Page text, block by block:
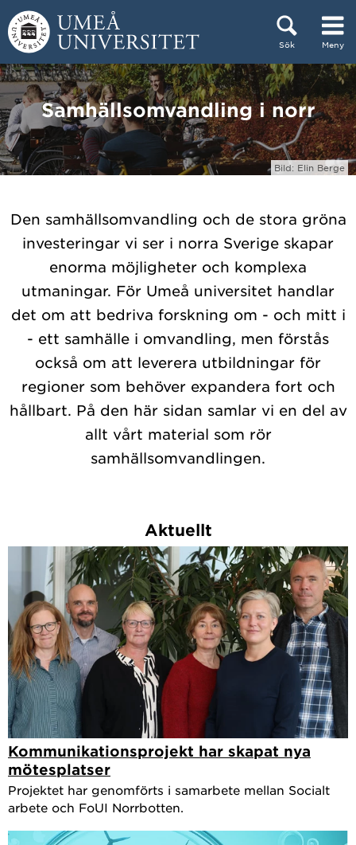
Hoppa direkt till innehållet
Sök Meny
Huvudmenyn dold.
Samhällsomvandling i norr
Bild: Elin Berge
Den samhällsomvandling och de stora gröna
investeringar vi ser i norra Sverige skapar
enorma möjligheter och komplexa
utmaningar. För Umeå universitet handlar
det om att bedriva forskning om - och mitt i
- ett samhälle i omvandling, men förstås
också om att leverera utbildningar för
regioner som behöver expandera fort och
hållbart. På den här sidan samlar vi en del av
allt vårt material som rör
samhällsomvandlingen.
Aktuellt
Kommunikationsprojekt har skapat nya
mötesplatser
Projektet har genomförts i samarbete mellan Socialt
arbete och FoUI Norrbotten.